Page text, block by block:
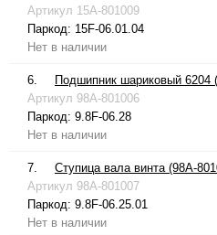
Артикул 15A-801009
Паркод: 15F-06.01.04
Нет в наличии
6.
Подшипник шариковый 6204
Артикул 98A-801006
Паркод: 9.8F-06.28
Нет в наличии
7.
Ступица вала винта (98A-
Артикул 98A-801007
Паркод: 9.8F-06.25.01
Нет в наличии